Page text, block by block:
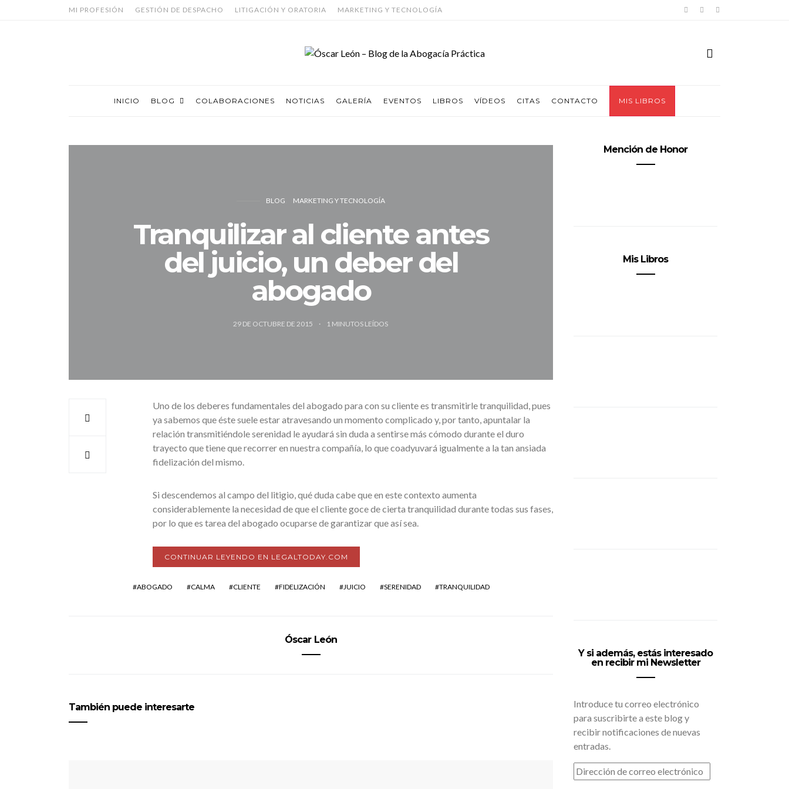
MI PROFESIÓN GESTIÓN DE DESPACHO LITIGACIÓN Y ORATORIA MARKETING Y TECNOLOGÍA
INICIO BLOG COLABORACIONES NOTICIAS GALERÍA EVENTOS LIBROS VÍDEOS CITAS CONTACTO MIS LIBROS
BLOG MARKETING Y TECNOLOGÍA
Tranquilizar al cliente antes
del juicio, un deber del
abogado
29 DE OCTUBRE DE 2015 1 MINUTOS LEÍDOS
Uno de los deberes fundamentales del abogado para con su cliente es transmitirle tranquilidad, pues
ya sabemos que éste suele estar atravesando un momento complicado y, por tanto, apuntalar la
relación transmitiéndole serenidad le ayudará sin duda a sentirse más cómodo durante el duro
trayecto que tiene que recorrer en nuestra compañía, lo que coadyuvará igualmente a la tan ansiada
fidelización del mismo.
Si descendemos al campo del litigio, qué duda cabe que en este contexto aumenta
considerablemente la necesidad de que el cliente goce de cierta tranquilidad durante todas sus fases,
por lo que es tarea del abogado ocuparse de garantizar que así sea.
CONTINUAR LEYENDO EN LEGALTODAY.COM
ABOGADO CALMA CLIENTE FIDELIZACIÓN JUICIO SERENIDAD TRANQUILIDAD
Óscar León
También puede interesarte
Mención de Honor
Mis Libros
Y si además, estás interesado
en recibir mi Newsletter
Introduce tu correo electrónico
para suscribirte a este blog y
recibir notificaciones de nuevas
entradas.
DIRECCIÓN
DE